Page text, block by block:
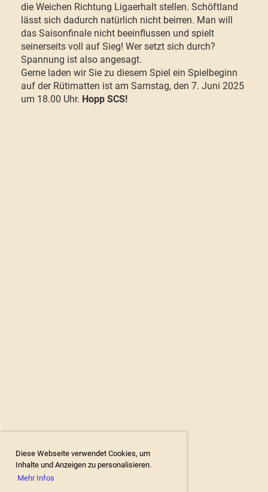
Diese Webseite verwendet Cookies, um
Inhalte und Anzeigen zu personalisieren.
Mehr Infos
die Weichen Richtung Ligaerhalt stellen. Schöftland
lässt sich dadurch natürlich nicht beirren. Man will
das Saisonfinale nicht beeinflussen und spielt
seinerseits voll auf Sieg! Wer setzt sich durch?
Spannung ist also angesagt.
Gerne laden wir Sie zu diesem Spiel ein Spielbeginn
auf der Rütimatten ist am Samstag, den 7. Juni 2025
um 18.00 Uhr. Hopp SCS!